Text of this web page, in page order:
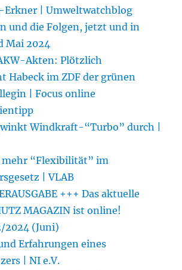
Erkner | Umweltwatchblog
und die Folgen, jetzt und in
Mai 2024
Akten: Plötzlich
Habeck im ZDF der grünen
| Focus online
Windkraft-“Turbo” durch |
mehr “Flexibilität” im
| VLAB
+++ Das aktuelle
MAGAZIN ist online!
2024 (Juni)
Erfahrungen eines
| NI e.V.